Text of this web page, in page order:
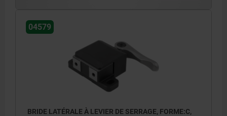
04579
BRIDE LATÉRALE À LEVIER DE SERRAGE, FORME:C,